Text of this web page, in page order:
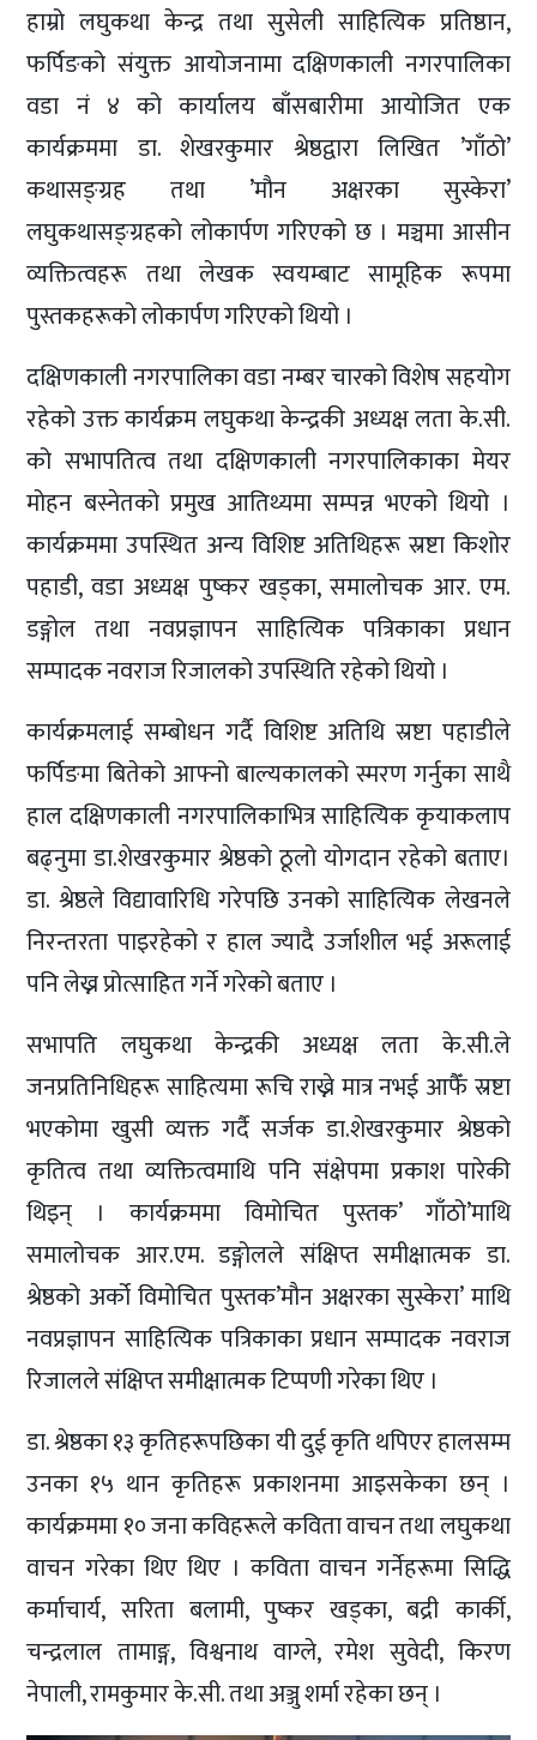
हाम्रो लघुकथा केन्द्र तथा सुसेली साहित्यिक प्रतिष्ठान,
फर्पिङको संयुक्त आयोजनामा दक्षिणकाली नगरपालिका
वडा नं ४ को कार्यालय बाँसबारीमा आयोजित एक
कार्यक्रममा डा. शेखरकुमार श्रेष्ठद्वारा लिखित ’गाँठो’
कथासङ्ग्रह तथा ’मौन अक्षरका सुस्केरा’
लघुकथासङ्ग्रहको लोकार्पण गरिएको छ । मञ्चमा आसीन
व्यक्तित्वहरू तथा लेखक स्वयम्बाट सामूहिक रूपमा
पुस्तकहरूको लोकार्पण गरिएको थियो ।
दक्षिणकाली नगरपालिका वडा नम्बर चारको विशेष सहयोग
रहेको उक्त कार्यक्रम लघुकथा केन्द्रकी अध्यक्ष लता के.सी.
को सभापतित्व तथा दक्षिणकाली नगरपालिकाका मेयर
मोहन बस्नेतको प्रमुख आतिथ्यमा सम्पन्न भएको थियो ।
कार्यक्रममा उपस्थित अन्य विशिष्ट अतिथिहरू स्रष्टा किशोर
पहाडी, वडा अध्यक्ष पुष्कर खड्का, समालोचक आर. एम.
डङ्गोल तथा नवप्रज्ञापन साहित्यिक पत्रिकाका प्रधान
सम्पादक नवराज रिजालको उपस्थिति रहेको थियो ।
कार्यक्रमलाई सम्बोधन गर्दै विशिष्ट अतिथि स्रष्टा पहाडीले
फर्पिङमा बितेको आफ्नो बाल्यकालको स्मरण गर्नुका साथै
हाल दक्षिणकाली नगरपालिकाभित्र साहित्यिक कृयाकलाप
बढ्नुमा डा.शेखरकुमार श्रेष्ठको ठूलो योगदान रहेको बताए।
डा. श्रेष्ठले विद्यावारिधि गरेपछि उनको साहित्यिक लेखनले
निरन्तरता पाइरहेको र हाल ज्यादै उर्जाशील भई अरूलाई
पनि लेख्न प्रोत्साहित गर्ने गरेको बताए ।
सभापति लघुकथा केन्द्रकी अध्यक्ष लता के.सी.ले
जनप्रतिनिधिहरू साहित्यमा रूचि राख्ने मात्र नभई आफैँ स्रष्टा
भएकोमा खुसी व्यक्त गर्दै सर्जक डा.शेखरकुमार श्रेष्ठको
कृतित्व तथा व्यक्तित्वमाथि पनि संक्षेपमा प्रकाश पारेकी
थिइन् । कार्यक्रममा विमोचित पुस्तक’ गाँठो’माथि
समालोचक आर.एम. डङ्गोलले संक्षिप्त समीक्षात्मक डा.
श्रेष्ठको अर्को विमोचित पुस्तक’मौन अक्षरका सुस्केरा’ माथि
नवप्रज्ञापन साहित्यिक पत्रिकाका प्रधान सम्पादक नवराज
रिजालले संक्षिप्त समीक्षात्मक टिप्पणी गरेका थिए ।
डा. श्रेष्ठका १३ कृतिहरूपछिका यी दुई कृति थपिएर हालसम्म
उनका १५ थान कृतिहरू प्रकाशनमा आइसकेका छन् ।
कार्यक्रममा १० जना कविहरूले कविता वाचन तथा लघुकथा
वाचन गरेका थिए थिए । कविता वाचन गर्नेहरूमा सिद्धि
कर्माचार्य, सरिता बलामी, पुष्कर खड्का, बद्री कार्की,
चन्द्रलाल तामाङ्ग, विश्वनाथ वाग्ले, रमेश सुवेदी, किरण
नेपाली, रामकुमार के.सी. तथा अञ्जु शर्मा रहेका छन् ।